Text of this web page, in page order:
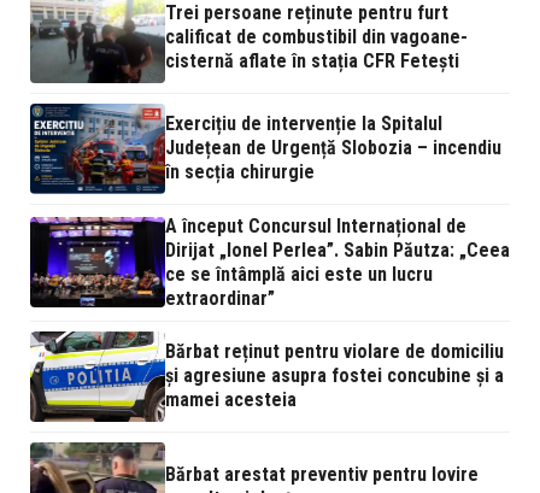
Trei persoane reținute pentru furt
calificat de combustibil din vagoane-
cisternă aflate în stația CFR Fetești
Exercițiu de intervenție la Spitalul
Județean de Urgență Slobozia – incendiu
în secția chirurgie
A început Concursul Internațional de
Dirijat „Ionel Perlea”. Sabin Păutza: „Ceea
ce se întâmplă aici este un lucru
extraordinar”
Bărbat reținut pentru violare de domiciliu
și agresiune asupra fostei concubine și a
mamei acesteia
Bărbat arestat preventiv pentru lovire